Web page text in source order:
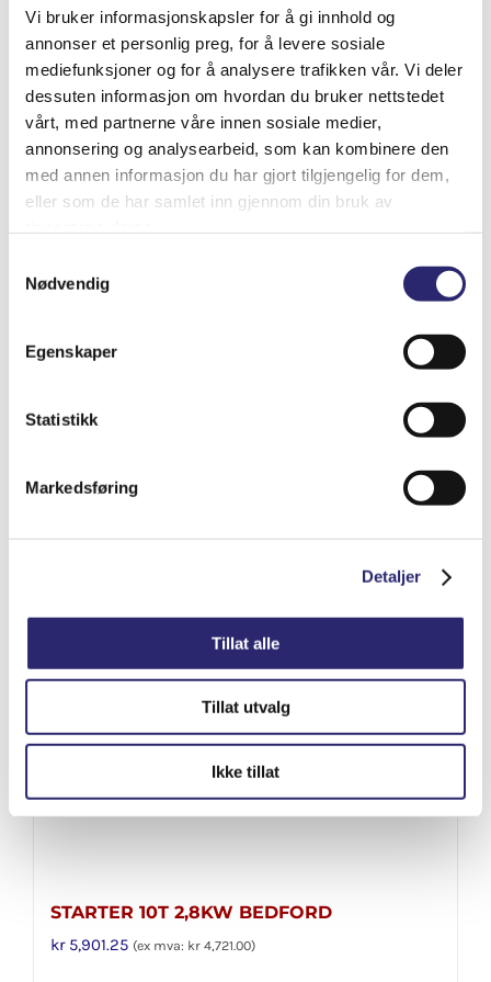
Vi bruker informasjonskapsler for å gi innhold og
annonser et personlig preg, for å levere sosiale
mediefunksjoner og for å analysere trafikken vår. Vi deler
dessuten informasjon om hvordan du bruker nettstedet
vårt, med partnerne våre innen sosiale medier,
annonsering og analysearbeid, som kan kombinere den
med annen informasjon du har gjort tilgjengelig for dem,
eller som de har samlet inn gjennom din bruk av
Nødvendig
Egenskaper
Statistikk
Markedsføring
Detaljer
Tillat alle
Tillat utvalg
Ikke tillat
Relaterte produkter
(28-5892B)
STARTER 10T 2,8KW BEDFORD
kr5,901.25 (ex mva: kr 4,721.00)